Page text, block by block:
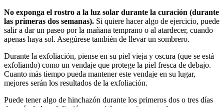
No exponga el rostro a la luz solar durante la curación (durante
las primeras dos semanas). Si quiere hacer algo de ejercicio, puede
salir a dar un paseo por la mañana temprano o al atardecer, cuando
apenas haya sol. Asegúrese también de llevar un sombrero.
Durante la exfoliación, piense en su piel vieja y oscura (que se está
exfoliando) como un vendaje que protege la piel fresca de debajo.
Cuanto más tiempo pueda mantener este vendaje en su lugar,
mejores serán los resultados de la exfoliación.
Puede tener algo de hinchazón durante los primeros dos o tres días